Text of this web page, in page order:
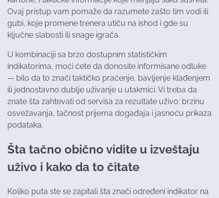
Ovaj pristup vam pomaže da razumete zašto tim vodi ili
gubi, koje promene trenera utiču na ishod i gde su
ključne slabosti ili snage igrača.
U kombinaciji sa brzo dostupnim statističkim
indikatorima, moći ćete da donosite informisane odluke
— bilo da to znači taktičko praćenje, bavljenje klađenjem
ili jednostavno dublje uživanje u utakmici. Vi treba da
znate šta zahtevati od servisa za rezultate uživo: brzinu
osvežavanja, tačnost prijema događaja i jasnoću prikaza
podataka.
Šta tačno obično vidite u izveštaju
uživo i kako da to čitate
Koliko puta ste se zapitali šta znači određeni indikator na